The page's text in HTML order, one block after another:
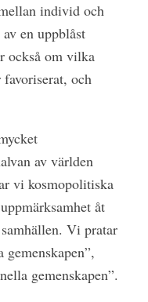
individ och
en uppblåst
också om vilka
och
av världen
vi kosmopolitiska
åt
Vi pratar
gemenskapen”.